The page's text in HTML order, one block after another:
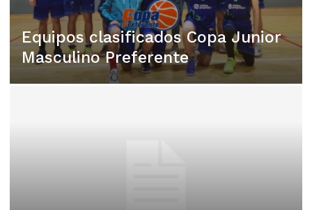
Equipos clasificados Copa Junior
Masculino Preferente